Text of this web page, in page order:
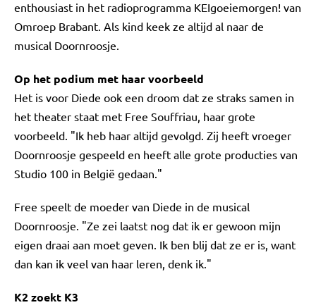
enthousiast in het radioprogramma KEIgoeiemorgen! van
Omroep Brabant. Als kind keek ze altijd al naar de
musical Doornroosje.
Op het podium met haar voorbeeld
Het is voor Diede ook een droom dat ze straks samen in
het theater staat met Free Souffriau, haar grote
voorbeeld. "Ik heb haar altijd gevolgd. Zij heeft vroeger
Doornroosje gespeeld en heeft alle grote producties van
Studio 100 in België gedaan."
Free speelt de moeder van Diede in de musical
Doornroosje. "Ze zei laatst nog dat ik er gewoon mijn
eigen draai aan moet geven. Ik ben blij dat ze er is, want
dan kan ik veel van haar leren, denk ik."
K2 zoekt K3